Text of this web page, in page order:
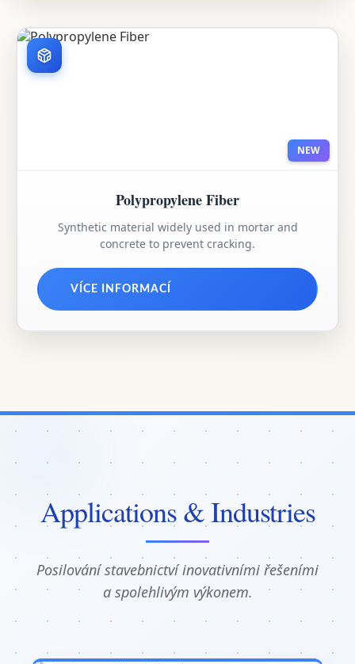
NEW
Polypropylene Fiber
Synthetic material widely used in mortar and
concrete to prevent cracking.
VÍCE INFORMACÍ
Applications & Industries
Posilování stavebnictví inovativními řešeními
a spolehlivým výkonem.